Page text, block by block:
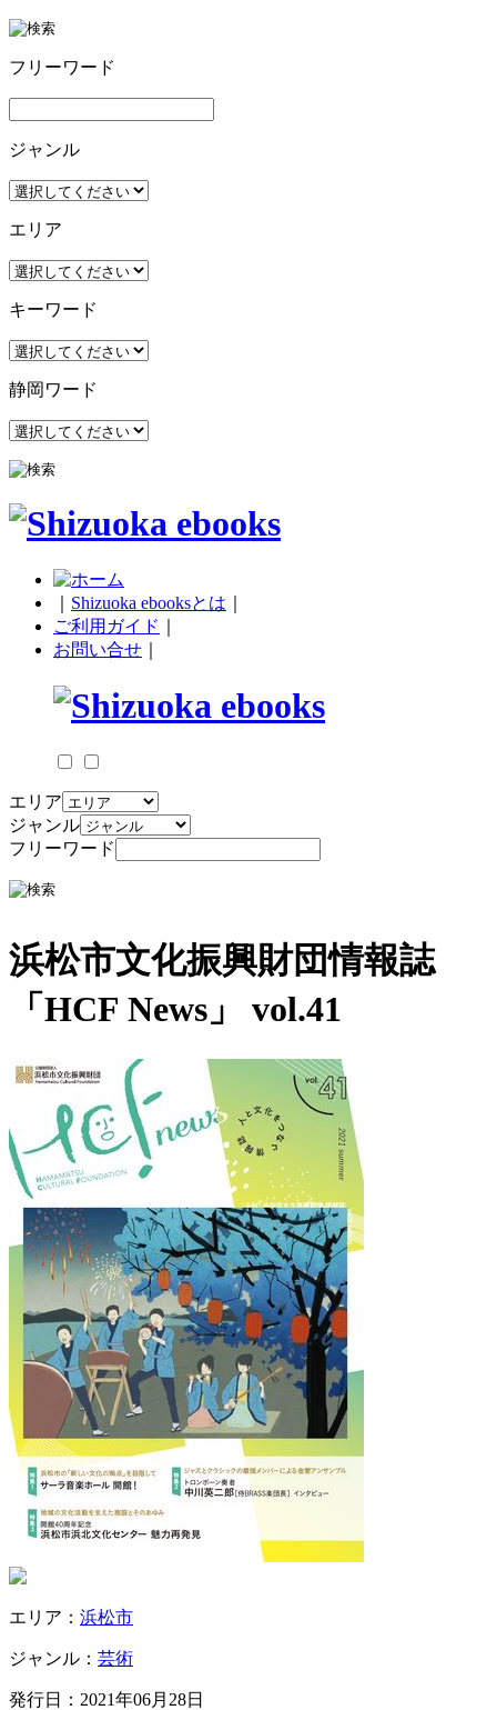
フリーワード
ジャンル
エリア
キーワード
静岡ワード
Shizuoka ebooksとは
ご利用ガイド
お問い合せ
エリア
ジャンル
フリーワード
浜松市文化振興財団情報誌
「HCF News」 vol.41
エリア： 浜松市
ジャンル： 芸術
発行日： 2021年06月28日